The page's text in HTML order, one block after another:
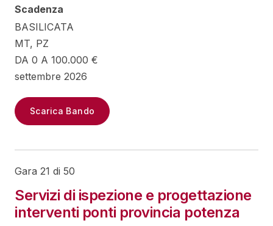
Scadenza
BASILICATA
MT, PZ
DA 0 A 100.000 €
settembre 2026
Scarica Bando
Gara 21 di 50
Servizi di ispezione e progettazione
interventi ponti provincia potenza